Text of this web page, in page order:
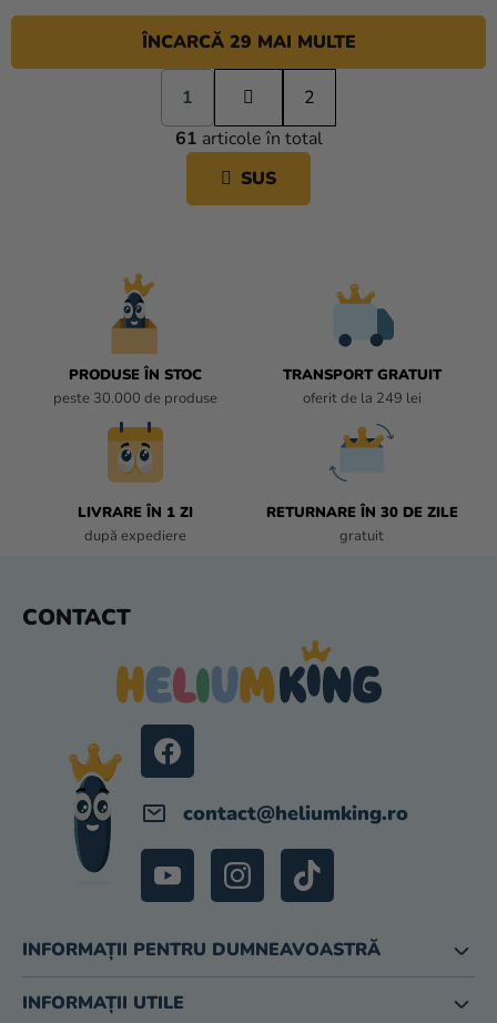
C
O
N
T
ÎNCARCĂ 29 MAI MULTE
P
a
g
i
a
r
1
2
61 articole în total
SUS
PRODUSE ÎN STOC
peste 30.000 de produse
TRANSPORT GRATUIT
oferit de la 249 lei
LIVRARE ÎN 1 ZI
după expediere
RETURNARE ÎN 30 DE ZILE
gratuit
CONTACT
contact@heliumking.ro
INFORMAȚII PENTRU DUMNEAVOASTRĂ
INFORMAȚII UTILE